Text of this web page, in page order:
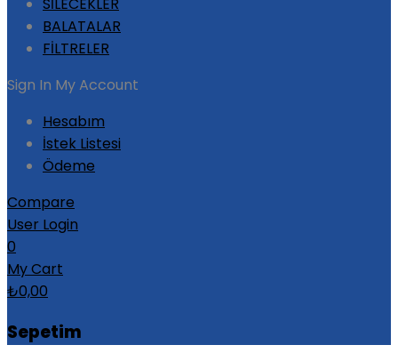
BALATALAR
FİLTRELER
Sign In My Account
Hesabım
İstek Listesi
Ödeme
Compare
User Login
0
My Cart
₺0,00
Sepetim